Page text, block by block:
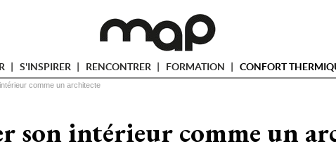
S'INSPIRER RENCONTRER FORMATION CONFORT
comme un architecte
son intérieur comme un